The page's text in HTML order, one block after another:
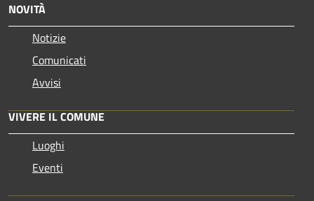
NOVITÀ
Notizie
Comunicati
Avvisi
VIVERE IL COMUNE
Luoghi
Eventi